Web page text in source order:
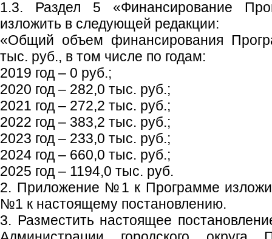
1.3. Раздел 5 «Финансирование
изложить в следующей редакции:
«Общий объем финансирования
тыс. руб., в том числе по годам:
2019 год – 0 руб.;
2020 год – 282,0 тыс. руб.;
2021 год – 272,2 тыс. руб.;
2022 год – 383,2 тыс. руб.;
2023 год – 233,0 тыс. руб.;
2024 год – 660,0 тыс. руб.;
2025 год – 1194,0 тыс. руб.
2. Приложение №1 к Программе
№1 к настоящему постановлению.
3. Разместить настоящее